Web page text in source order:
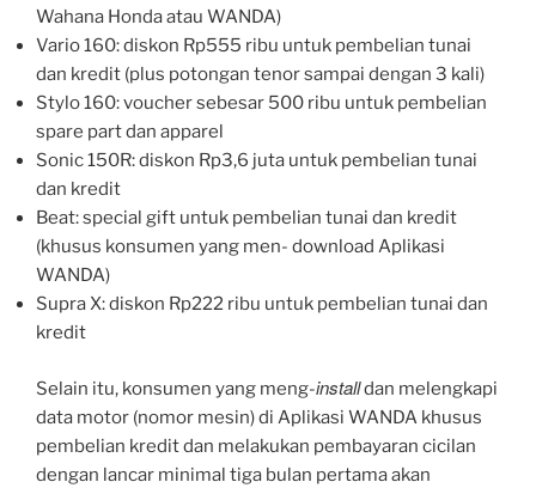
Wahana Honda atau WANDA)
Vario 160: diskon Rp555 ribu untuk pembelian tunai
dan kredit (plus potongan tenor sampai dengan 3 kali)
Stylo 160: voucher sebesar 500 ribu untuk pembelian
spare part dan apparel
Sonic 150R: diskon Rp3,6 juta untuk pembelian tunai
dan kredit
Beat: special gift untuk pembelian tunai dan kredit
(khusus konsumen yang men- download Aplikasi
WANDA)
Supra X: diskon Rp222 ribu untuk pembelian tunai dan
kredit
Selain itu, konsumen yang meng-installdan melengkapi
data motor (nomor mesin) di Aplikasi WANDA khusus
pembelian kredit dan melakukan pembayaran cicilan
dengan lancar minimal tiga bulan pertama akan